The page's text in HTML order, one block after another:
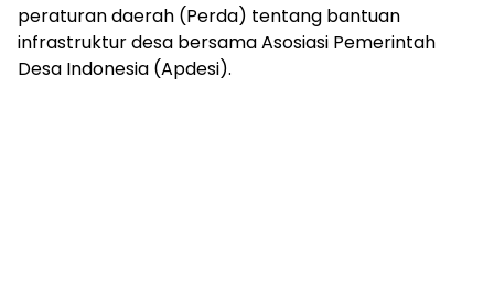
peraturan daerah (Perda) tentang bantuan
infrastruktur desa bersama Asosiasi Pemerintah
Desa Indonesia (Apdesi).